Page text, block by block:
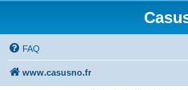
FAQ
www.casusno.fr